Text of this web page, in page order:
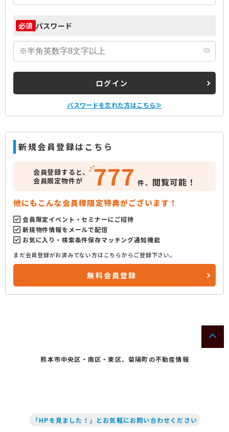
必須 パスワード
ログイン
パスワードを忘れた方はこちら≫
新規会員登録はこちら
会員登録すると、
会員限定物件が
777 件、 閲覧可能！
他にもこんな会員様限定特典がございます！
会員限定イベント・セミナーにご招待
新規物件情報をメールで配信
お気に入り・検索条件保存マッチング通知機能
まだ会員登録がお済みでない方はこちらからご登録下さい。
無料会員登録
熊本市中央区・南区・東区、菊陽町の不動産情報
「HPを見ました！」とお気軽にお問い合わせください